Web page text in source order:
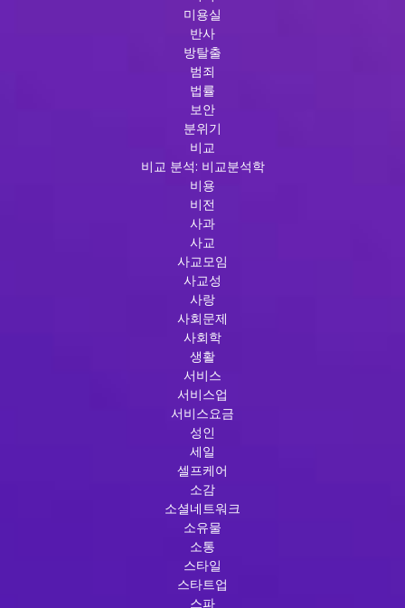
미용실
반사
방탈출
범죄
법률
보안
분위기
비교
비교 분석: 비교분석학
비용
비전
사과
사교
사교모임
사교성
사랑
사회문제
사회학
생활
서비스
서비스업
서비스요금
성인
세일
셀프케어
소감
소셜네트워크
소유물
소통
스타일
스타트업
스파